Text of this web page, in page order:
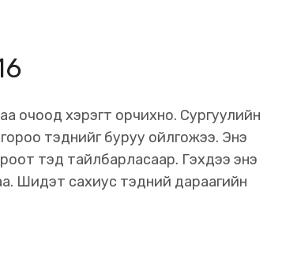
очоод хэрэгт орчихно. Сургуулийн
тэднийг буруу ойлгожээ. Энэ
тэд тайлбарласаар. Гэхдээ энэ
Шидэт сахиус тэдний дараагийн